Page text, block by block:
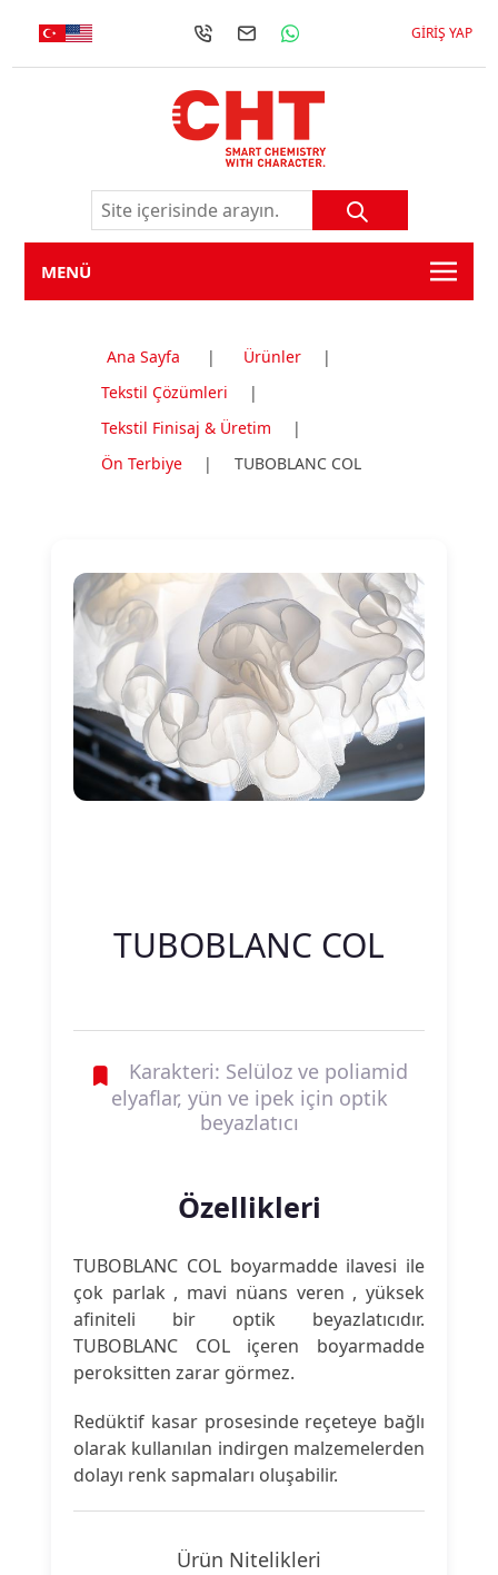
GIRIŞ YAP
MENÜ
Ana Sayfa | Ürünler
|
Tekstil Çözümleri
|
Tekstil Finisaj & Üretim
|
Ön Terbiye
| TUBOBLANC COL
TUBOBLANC COL
Karakteri: Selüloz ve poliamid
elyaflar, yün ve ipek için optik
beyazlatıcı
Özellikleri
TUBOBLANC COL boyarmadde ilavesi ile
çok parlak , mavi nüans veren , yüksek
afiniteli bir optik beyazlatıcıdır.
TUBOBLANC COL içeren boyarmadde
peroksitten zarar görmez.
Redüktif kasar prosesinde reçeteye bağlı
olarak kullanılan indirgen malzemelerden
dolayı renk sapmaları oluşabilir.
Ürün Nitelikleri